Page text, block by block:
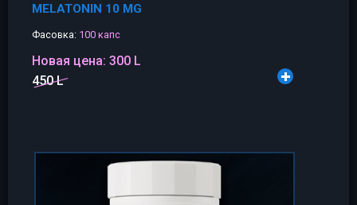
MELATONIN 10 MG
Фасовка: 100 капс
Новая цена: 300 L
450 L